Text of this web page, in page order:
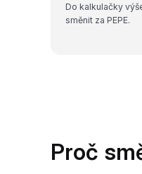
Do kalkulačky
směnit za PEPE.
Proč